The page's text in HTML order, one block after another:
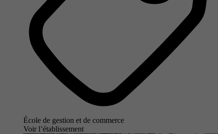
École de gestion et de commerce
Voir l’établissement